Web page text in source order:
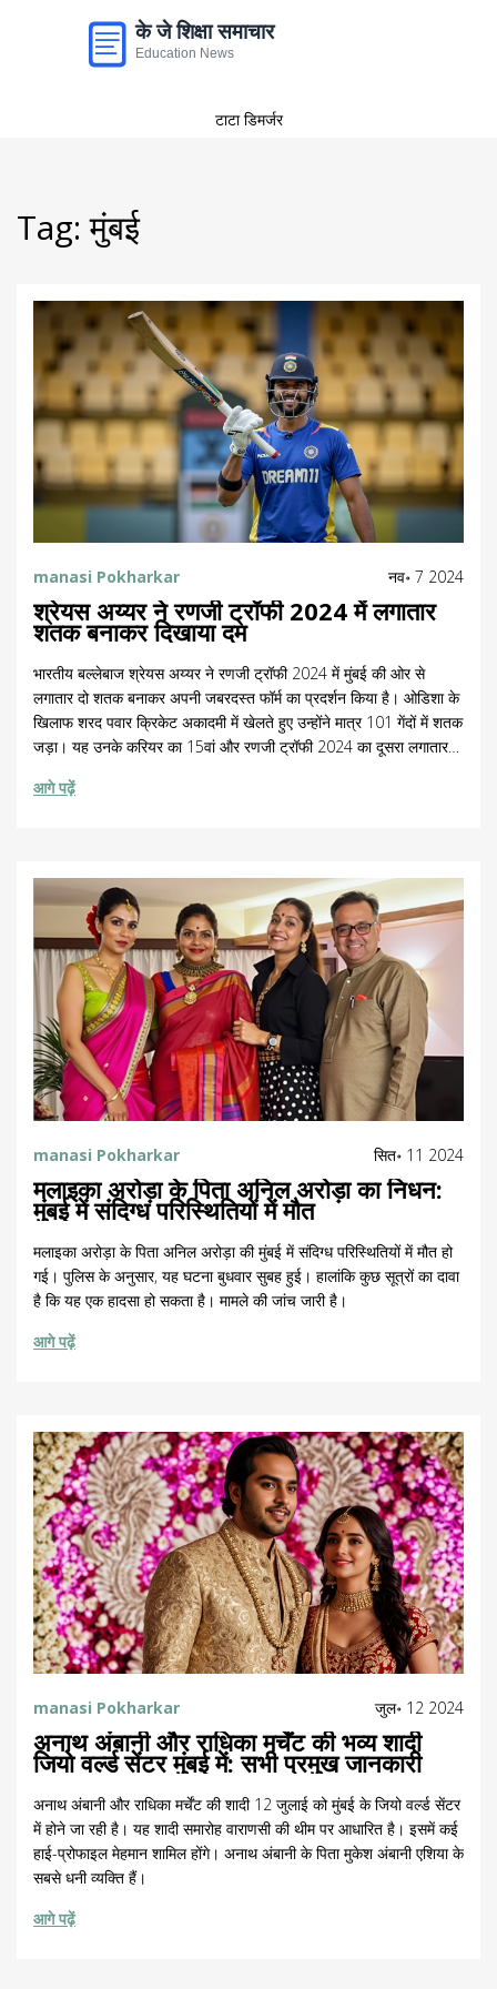
टाटा डिमर्जर
Tag: मुंबई
manasi Pokharkar नव॰ 7 2024
श्रेयस अय्यर ने रणजी ट्रॉफी 2024 में लगातार
शतक बनाकर दिखाया दम
भारतीय बल्लेबाज श्रेयस अय्यर ने रणजी ट्रॉफी 2024 में मुंबई की ओर से
लगातार दो शतक बनाकर अपनी जबरदस्त फॉर्म का प्रदर्शन किया है। ओडिशा के
खिलाफ शरद पवार क्रिकेट अकादमी में खेलते हुए उन्होंने मात्र 101 गेंदों में शतक
जड़ा। यह उनके करियर का 15वां और रणजी ट्रॉफी 2024 का दूसरा लगातार
उम्मीदें बढ़ी हैं।
आगे पढ़ें
manasi Pokharkar सित॰ 11 2024
मलाइका अरोड़ा के पिता अनिल अरोड़ा का निधन:
मुंबई में संदिग्ध परिस्थितियों में मौत
मलाइका अरोड़ा के पिता अनिल अरोड़ा की मुंबई में संदिग्ध परिस्थितियों में मौत हो
गई। पुलिस के अनुसार, यह घटना बुधवार सुबह हुई। हालांकि कुछ सूत्रों का दावा
है कि यह एक हादसा हो सकता है। मामले की जांच जारी है।
आगे पढ़ें
manasi Pokharkar जुल॰ 12 2024
अनाथ अंबानी और राधिका मर्चेंट की भव्य शादी
जियो वर्ल्ड सेंटर मुंबई में: सभी प्रमुख जानकारी
अनाथ अंबानी और राधिका मर्चेंट की शादी 12 जुलाई को मुंबई के जियो वर्ल्ड सेंटर
में होने जा रही है। यह शादी समारोह वाराणसी की थीम पर आधारित है। इसमें कई
हाई-प्रोफाइल मेहमान शामिल होंगे। अनाथ अंबानी के पिता मुकेश अंबानी एशिया के
सबसे धनी व्यक्ति हैं।
आगे पढ़ें